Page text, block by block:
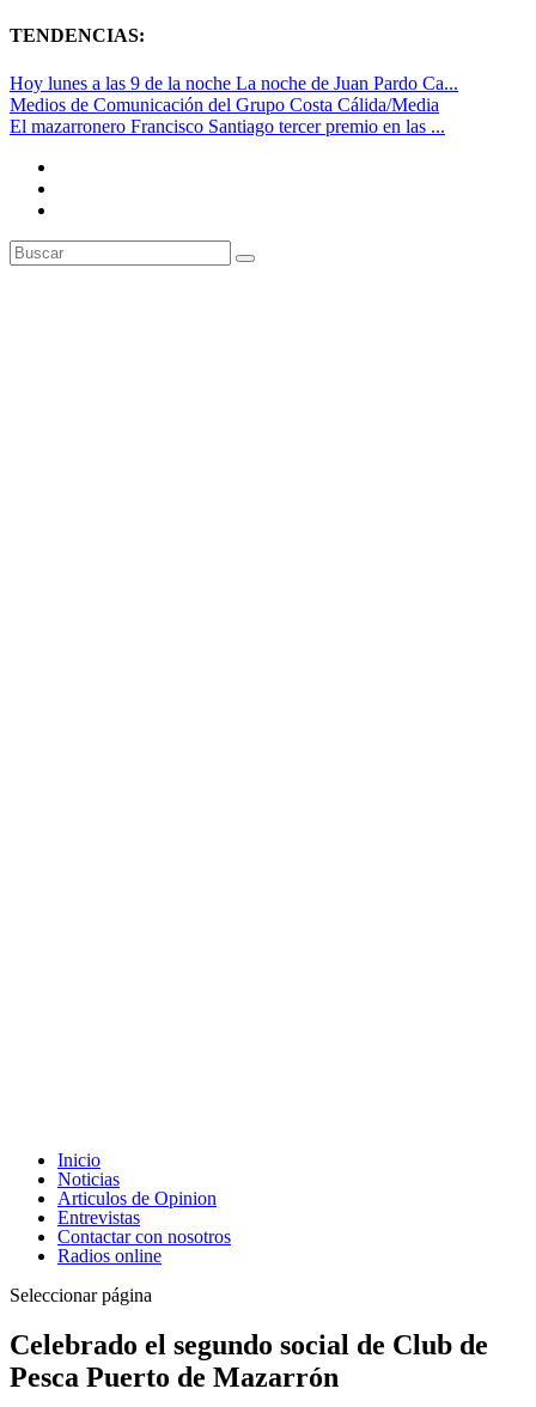
TENDENCIAS:
Hoy lunes a las 9 de la noche La noche de Juan Pardo Ca...
Medios de Comunicación del Grupo Costa Cálida/Media
El mazarronero Francisco Santiago tercer premio en las ...
Inicio
Noticias
Articulos de Opinion
Entrevistas
Contactar con nosotros
Radios online
Seleccionar página
Celebrado el segundo social de Club de
Pesca Puerto de Mazarrón